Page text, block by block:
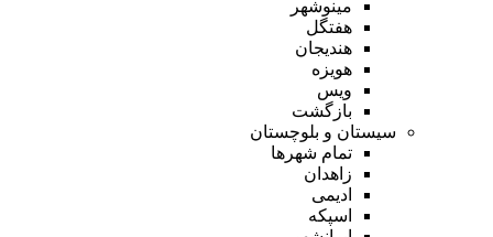
مینوشهر
هفتگل
هندیجان
هویزه
ویس
بازگشت
سیستان و بلوچستان
تمام شهر‌ها
زاهدان
ادیمی
اسپکه